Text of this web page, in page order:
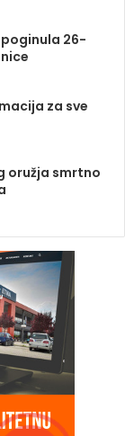
poginula 26-
za sve
oružja smrtno